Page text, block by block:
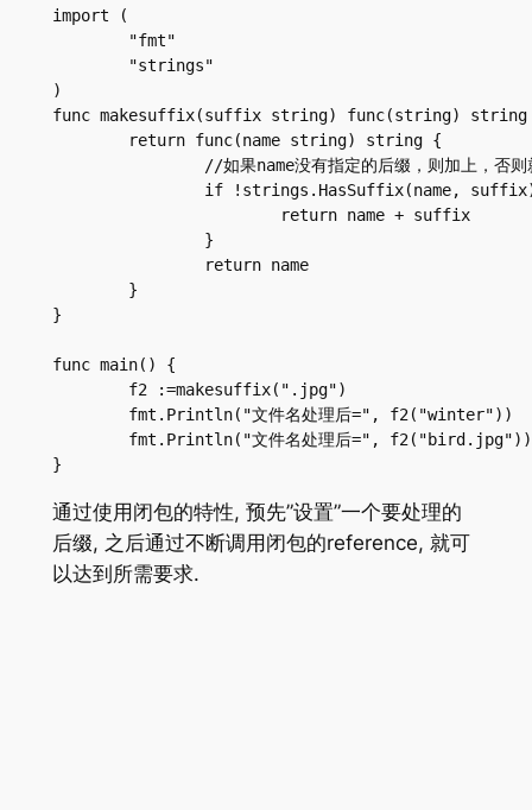
import (
)
func makesuffix(suffix string) func(string)
}
func main() {
}
通过使用闭包的特性, 预先”设置”一个要处理的
后缀, 之后通过不断调用闭包的reference, 就可
以达到所需要求.